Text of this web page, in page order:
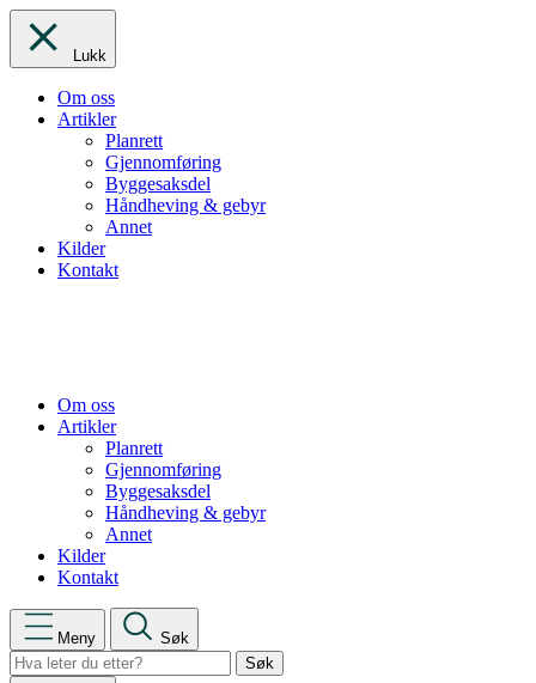
Lukk
Om oss
Artikler
Planrett
Gjennomføring
Byggesaksdel
Håndheving & gebyr
Annet
Kilder
Kontakt
Om oss
Artikler
Planrett
Gjennomføring
Byggesaksdel
Håndheving & gebyr
Annet
Kilder
Kontakt
Meny Søk